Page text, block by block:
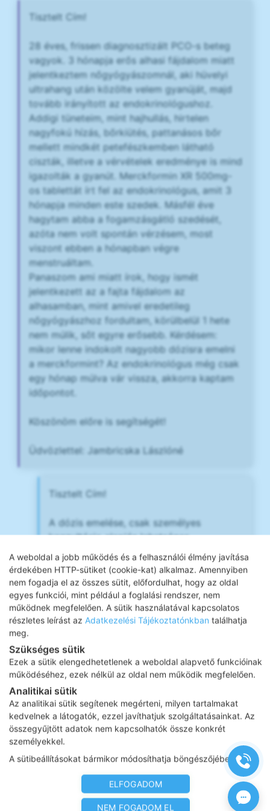
A weboldal a jobb működés és a felhasználói élmény javítása
érdekében HTTP-sütiket (cookie-kat) alkalmaz. Amennyiben
nem fogadja el az összes sütit, előfordulhat, hogy az oldal
egyes funkciói, mint például a foglalási rendszer, nem
működnek megfelelően. A sütik használatával kapcsolatos
részletes leírást az Adatkezelési Tájékoztatónkban találhatja
meg.
Szükséges sütik
Ezek a sütik elengedhetetlenek a weboldal alapvető funkcióinak
működéséhez, ezek nélkül az oldal nem működik megfelelően.
Analitikai sütik
Az analitikai sütik segítenek megérteni, milyen tartalmakat
kedvelnek a látogatók, ezzel javíthatjuk szolgáltatásainkat. Az
összegyűjtött adatok nem kapcsolhatók össze konkrét
személyekkel.
A sütibeállításokat bármikor módosíthatja böngészőjében.
ELFOGADOM
NEM FOGADOM EL
Tisztelt Cím!
28 éves, frissen diagnosztizált PCO-s beteg
vagyok. 3 hónapja erős alhasi fájdalom miatt
jelentkeztem nőgyógyászomnál, aki hüvelyi
ultrahang után közölte velem gyanúját, majd
tovább irányított az endokrinológushoz.
Addigi tüneteim, mint hajhullás, hirtelen
nagyfokú hízás, bőrkiütés, pattanásos bőr
mellett mindkét petefészkemben látható
ciszták, illetve a vérvételek eredménye is mind
igazolták a gyanút. Merckformin XR 500mg-
os tablettát írt fel az endokrinológus, amit 3
hónapja minden este szedek. Másfél éve
hagytam abba a fogamzásgátló szedését,
azóta nem volt spontán vérzésem, most
viszont ebben a hónapban végre
menstruáltam.
Panaszom ami miatt írok, hogy ismét
jelentkezett az a fajta fájdalom az
alhasamban, mint amivel eredetileg
nőgyógyászhoz fordultam, körülbelül 1 hete
nem múlik, sőt egyre erősebb. Kérdésem:
mikor lenne indokolt nagyobb dózisra emelni
a merckformint? Az endokrinológus még csak
egy hónap múlva vár vissza, akkorra kaptam
időpontot.
Köszönöm előre is segítségét!
Üdvözlettel: Jambricska Lászlóné
Tisztelt Cím!
A dózis emelése, csak személyes
konzultácio alapján lehetséges
Az elkezdett kezelési irány jó
üdv
bérczy drnő
euthyrex 75 hasznalom. Most voltam
ellenorzesen, es kov ertetek lettek
T4 12.78 (7.86-14.41)
T3. 7.36. (3.80-6.00)
Tsh 1.19 (0.34-5.60)
Erdekel hogy ez mire utal? Befolyasolja e
csomok nagysagat mert tobb apro csomot
van mindkét lebenybe.